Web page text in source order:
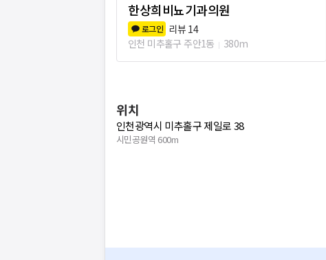
한상희비뇨기과의원
로그인 리뷰 14
인천 미추홀구 주안1동
380m
위치
인천광역시 미추홀구 제일로 38
시민공원역 600m